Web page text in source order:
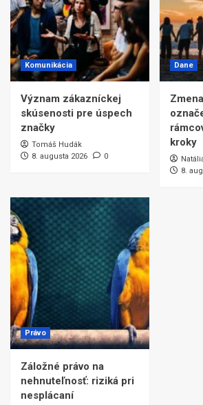
Komunikácia
Význam zákazníckej
skúsenosti pre úspech
značky
Tomáš Hudák
8. augusta 2026
0
Dane
kroky
8.
Právo
Záložné právo na
nehnuteľnosť: riziká pri
nesplácaní